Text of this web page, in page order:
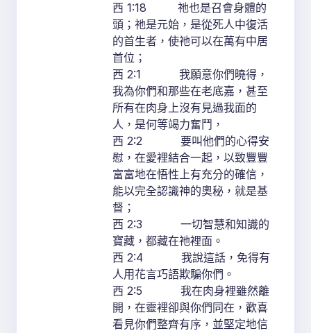
西 1:18 祂也是召會身體的
頭；祂是元始，是從死人中復活
的首生者，使祂可以在萬有中居
首位；
西 2:1 我願意你們曉得，
我為你們和那些在老底嘉，甚至
所有在肉身上沒有見過我面的
人，是何等竭力奮鬥，
西 2:2 要叫他們的心得安
慰，在愛裡結合一起，以致豐豐
富富地在悟性上有充分的確信，
能以完全認識神的奧秘，就是基
督；
西 2:3 一切智慧和知識的
寶藏，都藏在祂裡面。
西 2:4 我說這話，免得有
人用花言巧語欺騙你們。
西 2:5 我在肉身裡雖然離
開，在靈裡卻與你們同在，歡喜
看見你們整齊有序，並堅定地信